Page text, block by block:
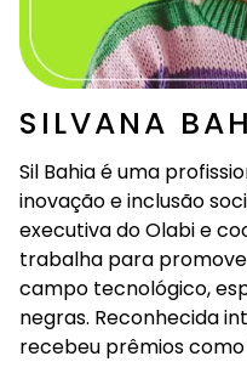
SILVANA
Sil Bahia é uma
inovação e inclusão
executiva doOlabie
trabalha para
campo tecnológico,
negras. Reconhecida
recebeu prêmios como